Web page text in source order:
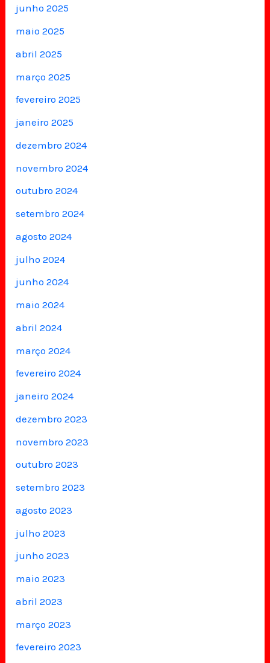
junho 2025
maio 2025
abril 2025
março 2025
fevereiro 2025
janeiro 2025
dezembro 2024
novembro 2024
outubro 2024
setembro 2024
agosto 2024
julho 2024
junho 2024
maio 2024
abril 2024
março 2024
fevereiro 2024
janeiro 2024
dezembro 2023
novembro 2023
outubro 2023
setembro 2023
agosto 2023
julho 2023
junho 2023
maio 2023
abril 2023
março 2023
fevereiro 2023